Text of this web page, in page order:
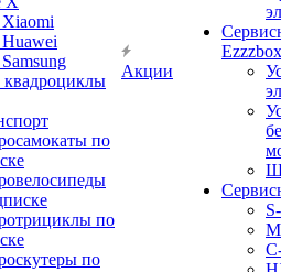
по
по
по
Акции
Ezzzbox